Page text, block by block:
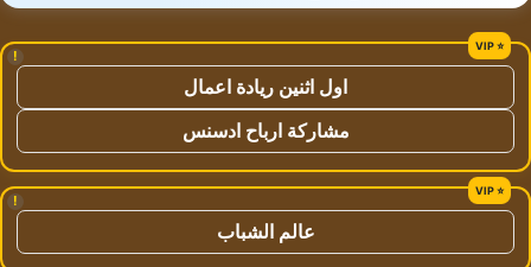
!
اول اثنين ريادة اعمال
مشاركة ارباح ادسنس
!
عالم الشباب